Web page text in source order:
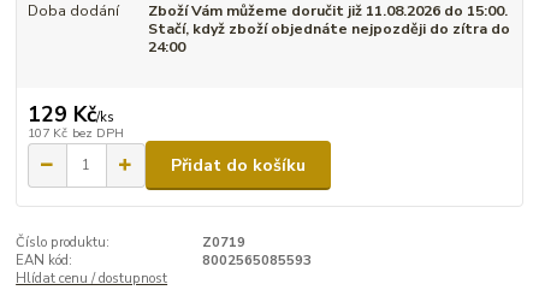
Doba dodání
Zboží Vám můžeme doručit již 11.08.2026 do 15:00.
Stačí, když zboží objednáte nejpozději do zítra do
24:00
129 Kč/ks
107 Kč bez DPH
Přidat do košíku
Číslo produktu:
Z0719
EAN kód:
8002565085593
Hlídat cenu / dostupnost